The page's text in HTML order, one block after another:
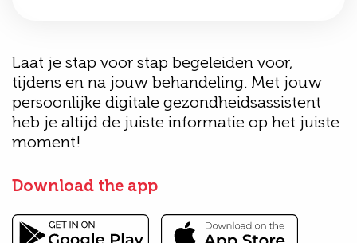
Laat je stap voor stap begeleiden voor,
tijdens en na jouw behandeling. Met jouw
persoonlijke digitale gezondheidsassistent
heb je altijd de juiste informatie op het juiste
moment!
Download the app